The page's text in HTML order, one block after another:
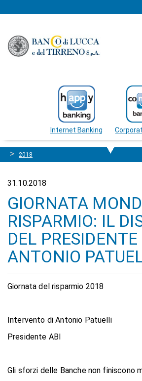
Internet Banking
2018
31.10.2018
GIORNATA
RISPARMIO: IL
DEL PRESIDENTE
ANTONIO
Giornata del risparmio 2018
Intervento di Antonio Patuelli
Presidente ABI
Gli sforzi delle Banche non finiscono